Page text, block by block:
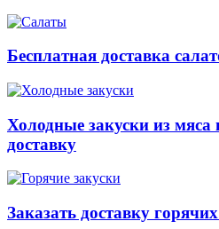
Бесплатная доставка
Холодные закуски из мяса
доставку
Заказать доставку